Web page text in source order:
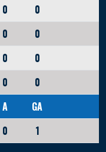
0
0
0
0
0
0
0
0
A
GA
0 1